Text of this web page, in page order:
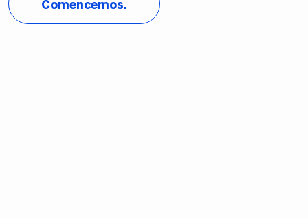
Comencemos.